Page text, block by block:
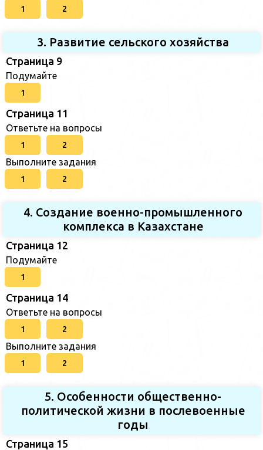
1 2
3. Развитие сельского хозяйства
Страница 9
Подумайте
1
Страница 11
Ответьте на вопросы
1 2
Выполните задания
1 2
4. Создание военно-промышленного
комплекса в Казахстане
Страница 12
Подумайте
1
Страница 14
Ответьте на вопросы
1 2
Выполните задания
1 2
5. Особенности общественно-
политической жизни в послевоенные
годы
Страница 15